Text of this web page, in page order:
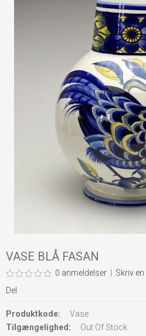
VASE BLÅ FASAN
0 anmeldelser
Skriv
Del
Produktkode:
Vase
Tilgængelighed:
Out Of Stock